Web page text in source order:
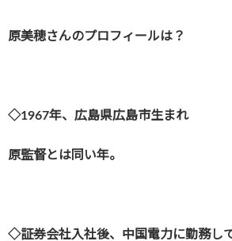
原美穂さんのプロフィールは？
◇1967年、広島県広島市生まれ
原監督とは同い年。
◇証券会社入社後、中国電力に勤務し